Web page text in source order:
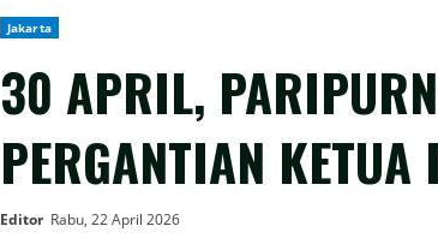
Jakarta
30 APRIL,
PERGANTIAN
Editor Rabu, 22 April 2026